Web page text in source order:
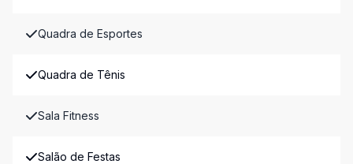
Quadra de Esportes
Quadra de Tênis
Sala Fitness
Salão de Festas